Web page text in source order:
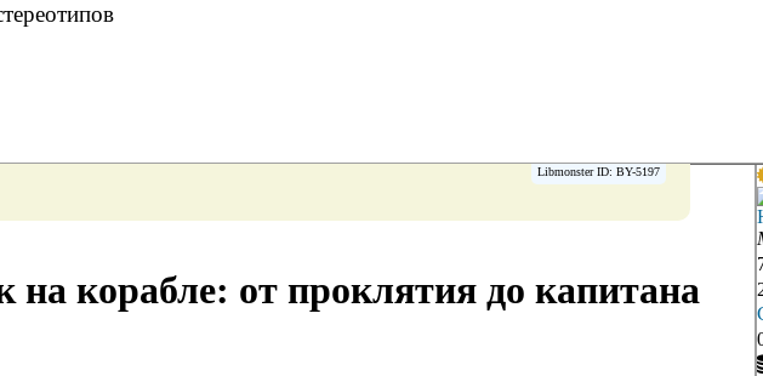
Libmonster ID: BY-5197
корабле: от проклятия до капитана